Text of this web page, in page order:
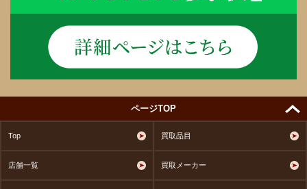
ページTOP
Top 買取品目
店舗一覧 買取メーカー